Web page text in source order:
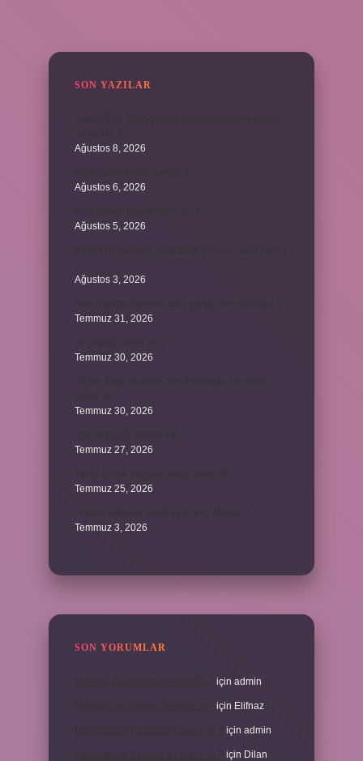
SON YAZILAR
Ağustos 8, 2026
Ağustos 6, 2026
Ağustos 5, 2026
Ağustos 3, 2026
Temmuz 31, 2026
Temmuz 30, 2026
Temmuz 30, 2026
Temmuz 27, 2026
Temmuz 25, 2026
Temmuz 3, 2026
SON YORUMLAR
için admin
için Elifnaz
için admin
için Dilan